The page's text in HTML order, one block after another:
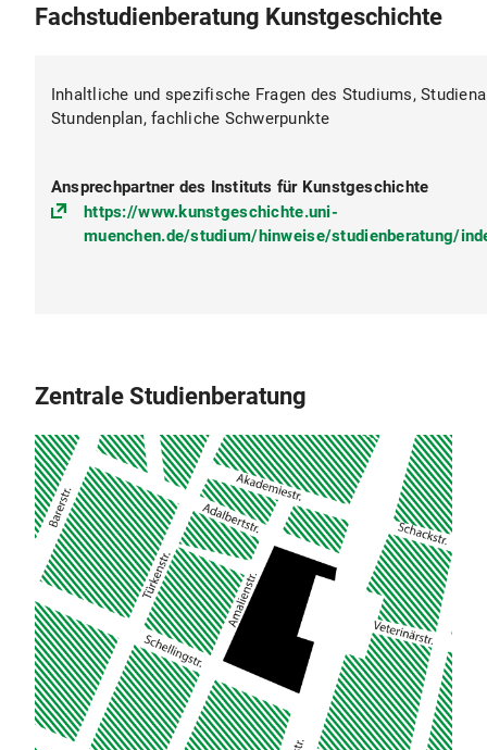
Fachstudienberatung Kunstgeschichte
Inhaltliche und spezifische Fragen des Studiums,
Stundenplan, fachliche Schwerpunkte
Ansprechpartner des Instituts für Kunstgeschichte
https://www.kunstgeschichte.uni-
muenchen.de/studium/hinweise/studienberatung/
Zentrale Studienberatung